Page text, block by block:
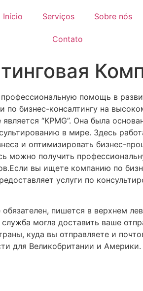
Início Serviços Sobre nós
Contato
помощь в
по бизнес-консалтингу на
“KPMG”. Она была
в мире. Здесь
и оптимизировать бизнес-
можно получить
вы ищете компанию по
услуги по
пишется в верхнем
могла доставить ваше
куда вы отправляете и
для Великобритании и